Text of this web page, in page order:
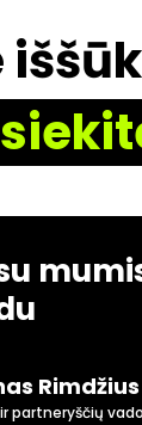
Rimdžius
partneryščių